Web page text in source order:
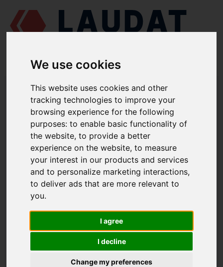
We use cookies
This website uses cookies and other
tracking technologies to improve your
browsing experience for the following
purposes:to enable basic functionality of
the website,to provide a better
experience on the website,to measure
your interest in our products and services
and to personalize marketing interactions,
to deliver ads that are more relevant to
you.
I agree
I decline
Change my preferences
LAUDAT SUPPLY/MOTORES MARINOS/ AGCO POWER (VALMET /
SISU DIESEL) 612 DSBG / VÁLVULA DE ADMISIÓN 836328735
LAUDAT SUPPLY
AGCO POWER (VALMET / SISU DIESEL)
CATEGORIA DE MECANISMO DE VÁLVULAS
VÁLVULA DE ADMISIÓN
NÚMERO DE PIEZA: 836328735
8363 28735